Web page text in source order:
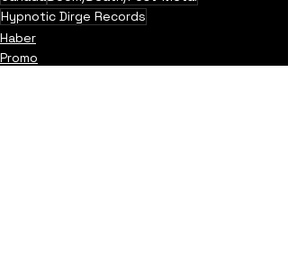
Hypnotic Dirge Records
Haber
Promo